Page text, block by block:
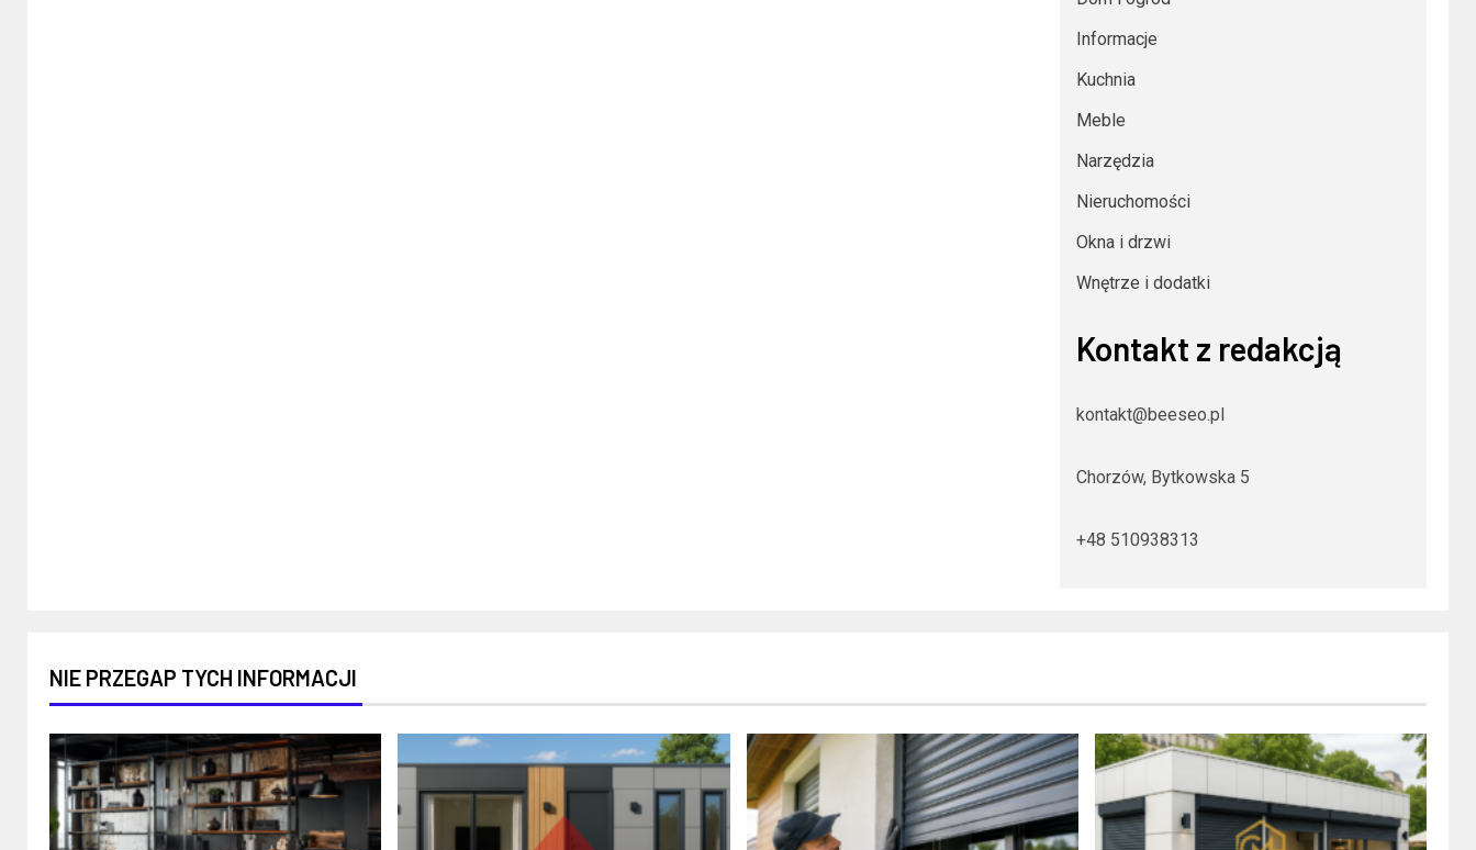
Informacje
Kuchnia
Meble
Narzędzia
Nieruchomości
Okna i drzwi
Wnętrze i dodatki
Kontakt z redakcją
kontakt@beeseo.pl
Chorzów, Bytkowska 5
+48 510938313
NIE PRZEGAP TYCH INFORMACJI